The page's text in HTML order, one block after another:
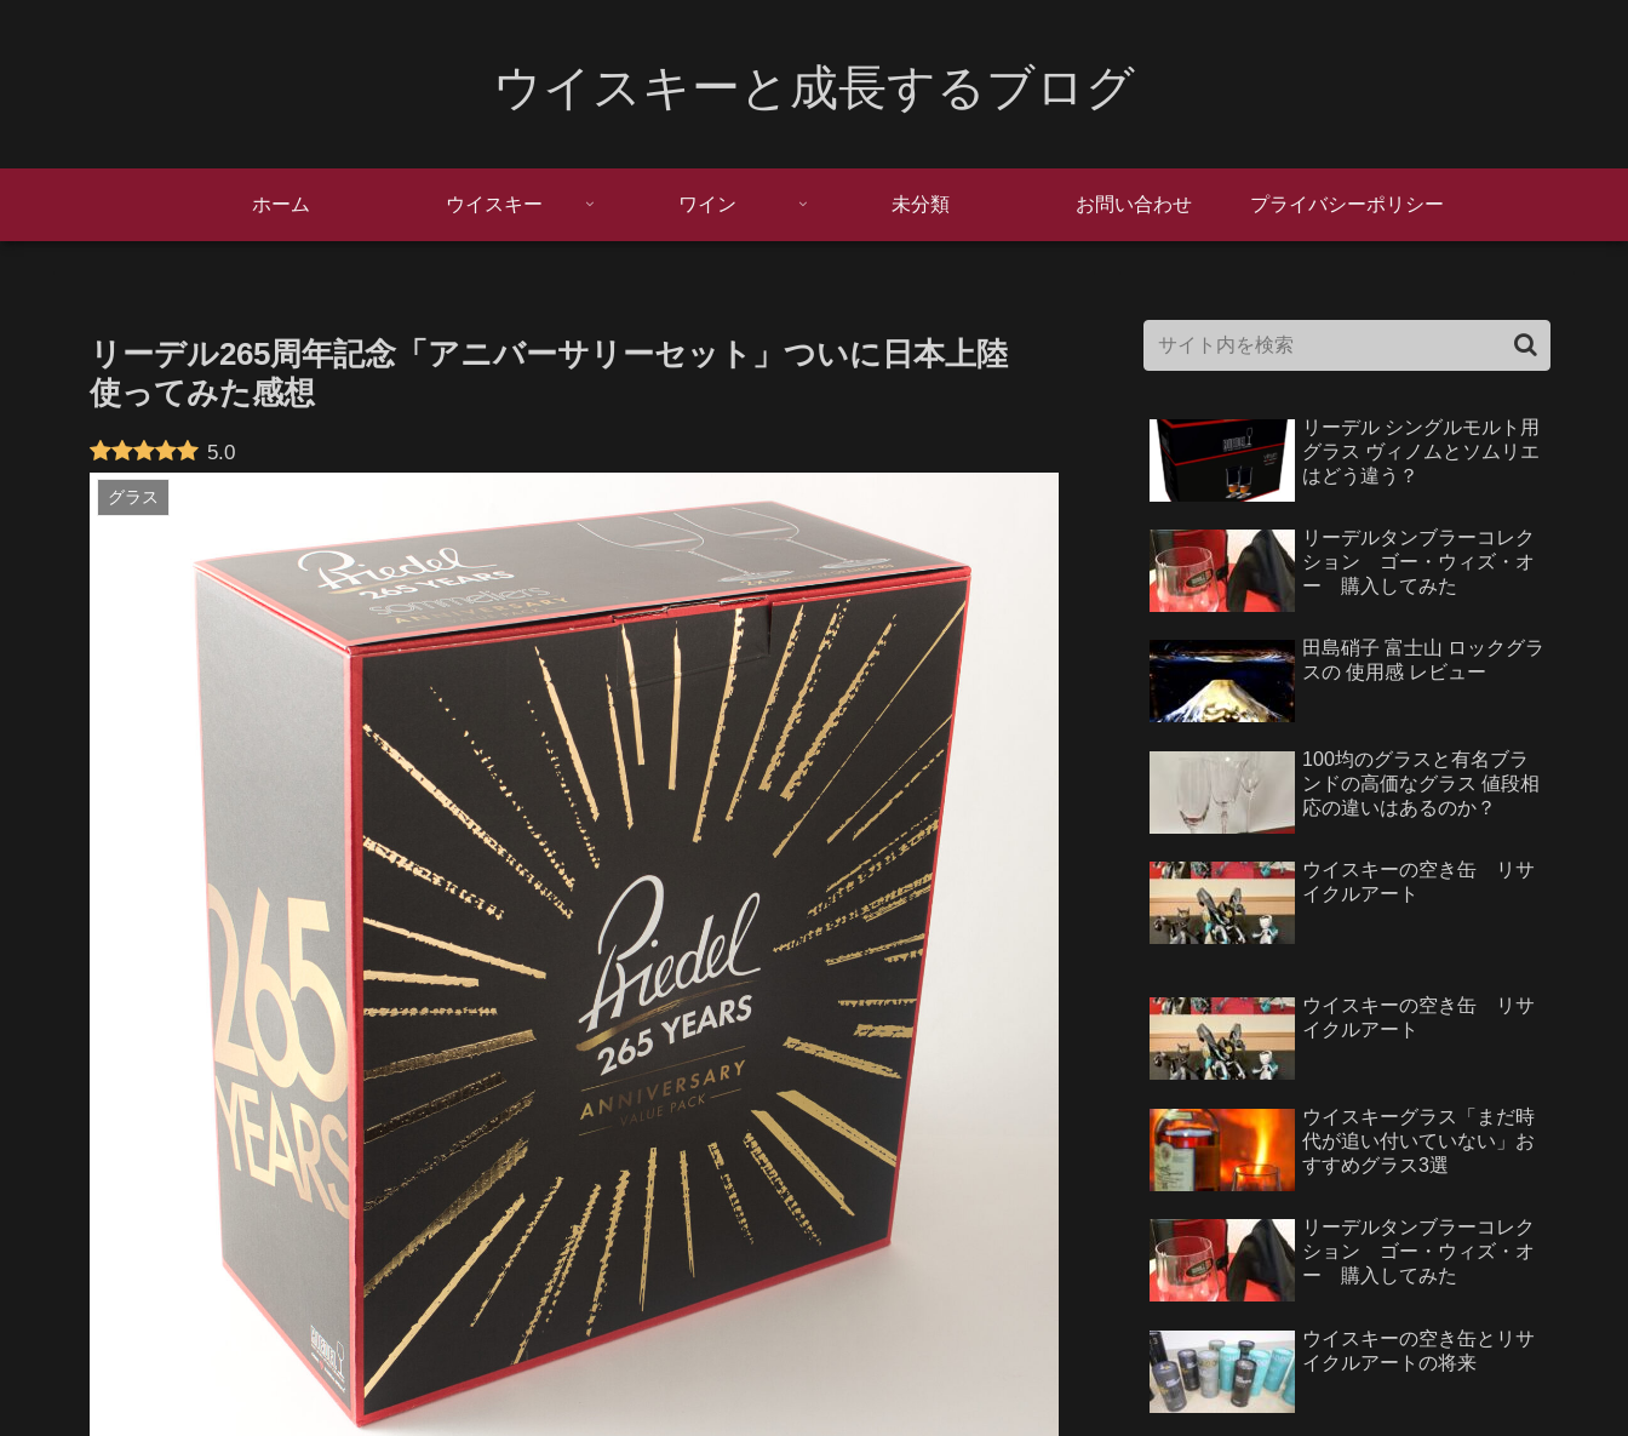
ウイスキーと成長するブログ
ホーム ウイスキー ワイン 未分類 お問い合わせ プライバシーポリシー
リーデル265周年記念「アニバーサリーセット」ついに日本上陸
使ってみた感想
5.0
グラス
リーデル シングルモルト用
グラス ヴィノムとソムリエ
はどう違う？
リーデルタンブラーコレク
ション ゴー・ウィズ・オ
ー 購入してみた
田島硝子 富士山 ロックグラ
スの 使用感 レビュー
100均のグラスと有名ブラ
ンドの高価なグラス 値段相
応の違いはあるのか？
ウイスキーの空き缶 リサ
イクルアート
ウイスキーの空き缶 リサ
イクルアート
ウイスキーグラス「まだ時
代が追い付いていない」お
すすめグラス3選
リーデルタンブラーコレク
ション ゴー・ウィズ・オ
ー 購入してみた
ウイスキーの空き缶とリサ
イクルアートの将来